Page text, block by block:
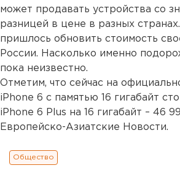
может продавать устройства со
разницей в цене в разных
пришлось обновить стоимость
России. Насколько именно
пока неизвестно.
Отметим, что сейчас на
iPhone 6 с памятью 16 гигабайт
iPhone 6 Plus на 16 гигабайт – 46
Европейско-Азиатские Новости.
Общество